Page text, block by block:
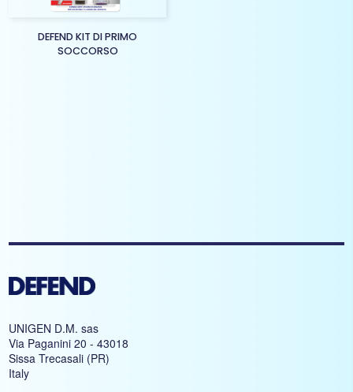
DEFEND KIT DI PRIMO
SOCCORSO
UNIGEN D.M. sas
Via Paganini 20 - 43018
Sissa Trecasali (PR)
Italy